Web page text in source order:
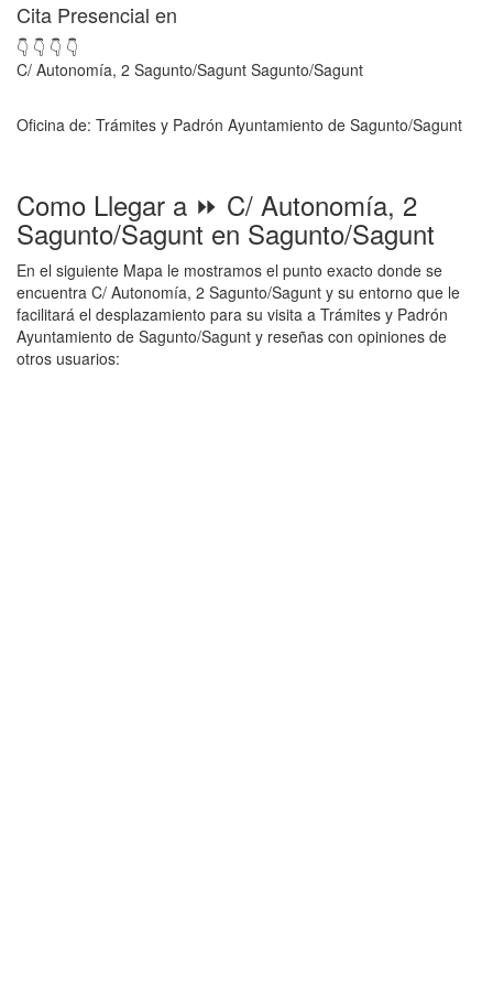
Cita Presencial en
👇 👇 👇 👇
C/ Autonomía, 2 Sagunto/Sagunt Sagunto/Sagunt
Oficina de: Trámites y Padrón Ayuntamiento de Sagunto/Sagunt
Como Llegar a ⏩ C/ Autonomía, 2
Sagunto/Sagunt en Sagunto/Sagunt
En el siguiente Mapa le mostramos el punto exacto donde se
encuentra C/ Autonomía, 2 Sagunto/Sagunt y su entorno que le
facilitará el desplazamiento para su visita a Trámites y Padrón
Ayuntamiento de Sagunto/Sagunt y reseñas con opiniones de
otros usuarios: